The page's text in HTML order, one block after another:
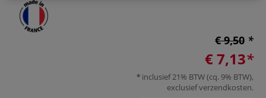
€ 9,50
€ 7,13
inclusief 21% BTW (cq. 9% BTW),
exclusiefverzendkosten.